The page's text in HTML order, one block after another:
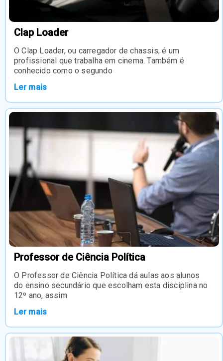
Clap Loader
O Clap Loader, ou carregador de chassis, é um
profissional que trabalha em cinema. Também é
conhecido como o segundo
Ler mais
Professor de Ciência Política
O Professor de Ciência Política dá aulas aos alunos
do ensino secundário que escolham esta disciplina no
12º ano, assim
Ler mais